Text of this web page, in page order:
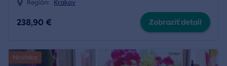
Región: Krakov
238,90 € Zobraziť detail
Novinka